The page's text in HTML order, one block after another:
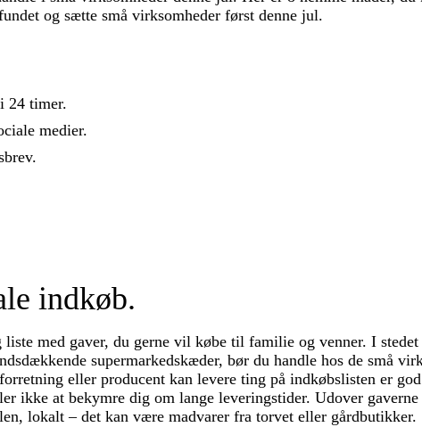
og sætte små virksomheder først denne jul.
24 timer.
medier.
indkøb.
med gaver, du gerne vil købe til familie og venner. I
supermarkedskæder, bør du handle hos de små
eller producent kan levere ting på indkøbslisten er
ikke at bekymre dig om lange leveringstider. Udover
lokalt – det kan være madvarer fra torvet eller gårdbutikker.